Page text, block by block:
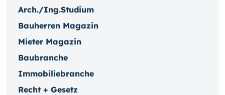
Arch./Ing.Studium
Bauherren Magazin
Mieter Magazin
Baubranche
Immobiliebranche
Recht + Gesetz